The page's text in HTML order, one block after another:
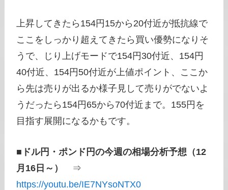
上昇してきたら154円15から20付近が抵抗線で
ここをしっかり超えてきたら買い優勢になりそ
うで、じり上げモードで154円30付近、154円
40付近、154円50付近が上値ポイント、ここか
ら先は売りが出るか様子見して売りがでないよ
うだったら154円65から70付近まで。155円を
目指す展開になるかもです。
■ ドル円・ポンド円の今週の相場分析予想（12
月16日～）
⇒
https://youtu.be/IE7NYsoNTX0